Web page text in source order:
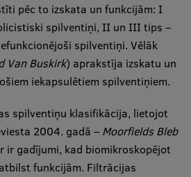
pēc to izskata un funkcijām: I
spilventiņi, II un III tips –
spilventiņi. Vēlāk
Van Buskirk) aprakstīja izskatu un
iekapsulētiem spilventiņiem.
spilventiņu klasifikācija, lietojot
2004. gadā – Moorfields Bleb
ir gadījumi, kad biomikroskopējot
funkcijām. Filtrācijas